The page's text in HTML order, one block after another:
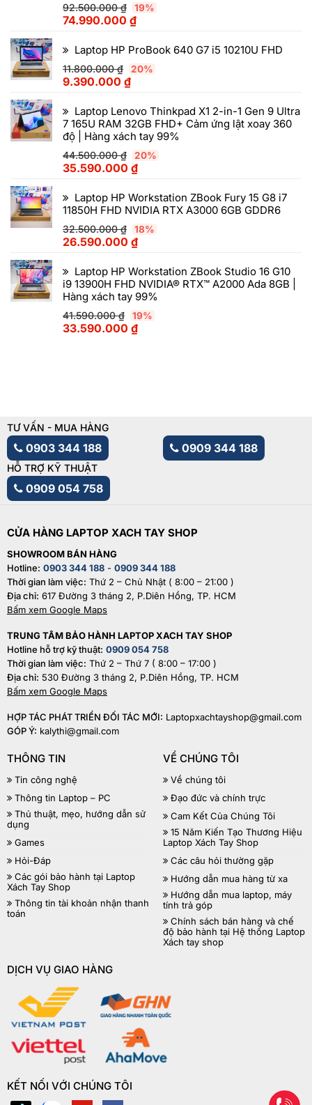
92.500.000₫ 19%
74.990.000 ₫
Laptop HP ProBook 640 G7 i5 10210U FHD
11.800.000₫ 20%
9.390.000 ₫
Laptop Lenovo Thinkpad X1 2-in-1 Gen 9 Ultra
7 165U RAM 32GB FHD+ Cảm ứng lật xoay 360
độ | Hàng xách tay 99%
44.500.000₫ 20%
35.590.000 ₫
Laptop HP Workstation ZBook Fury 15 G8 i7
11850H FHD NVIDIA RTX A3000 6GB GDDR6
32.500.000₫ 18%
26.590.000 ₫
Laptop HP Workstation ZBook Studio 16 G10
i9 13900H FHD NVIDIA® RTX™ A2000 Ada 8GB |
Hàng xách tay 99%
41.590.000₫ 19%
33.590.000 ₫
TƯ VẤN - MUA HÀNG
0903 344 188 0909 344 188
HỖ TRỢ KỸ THUẬT
0909 054 758
CỬA HÀNG LAPTOP XACH TAY SHOP
SHOWROOM BÁN HÀNG
Hotline: 0903 344 188 - 0909 344 188
Thời gian làm việc: Thứ 2 – Chủ Nhật ( 8:00 – 21:00 )
Địa chỉ: 617 Đường 3 tháng 2, P.Diên Hồng, TP. HCM
Bấm xem Google Maps
TRUNG TÂM BẢO HÀNH LAPTOP XACH TAY SHOP
Hotline hỗ trợ kỹ thuật: 0909 054 758
Thời gian làm việc: Thứ 2 – Thứ 7 ( 8:00 – 17:00 )
Địa chỉ: 530 Đường 3 tháng 2, P.Diên Hồng, TP. HCM
Bấm xem Google Maps
HỢP TÁC PHÁT TRIỂN ĐỐI TÁC MỚI: Laptopxachtayshop@gmail.com
GÓP Ý: kalythi@gmail.com
THÔNG TIN
Tin công nghệ
Thông tin Laptop – PC
Thủ thuật, mẹo, hướng dẫn sử
dụng
Games
Hỏi-Đáp
Các gói bảo hành tại Laptop
Xách Tay Shop
Thông tin tài khoản nhận thanh
toán
VỀ CHÚNG TÔI
Về chúng tôi
Đạo đức và chính trực
Cam Kết Của Chúng Tôi
15 Năm Kiến Tạo Thương Hiệu
Laptop Xách Tay Shop
Các câu hỏi thường gặp
Hướng dẫn mua hàng từ xa
Hướng dẫn mua laptop, máy
tính trả góp
Chính sách bán hàng và chế
độ bảo hành tại Hệ thống Laptop
Xách tay shop
DỊCH VỤ GIAO HÀNG
KẾT NỐI VỚI CHÚNG TÔI